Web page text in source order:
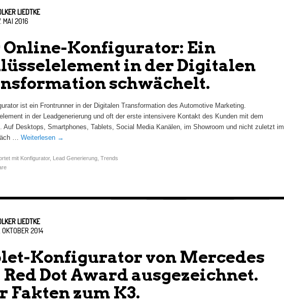
LIEDTKE
MAI 2016
Online-Konfigurator: Ein
in der Digitalen
schwächelt.
ist ein Frontrunner in der Digitalen Transformation des Automotive Marketing.
in der Leadgenerierung und oft der erste intensivere Kontakt des Kunden mit dem
Auf Desktops, Smartphones, Tablets, Social Media Kanälen, im Showroom und nicht zuletzt im
… Weiterlesen →
mit Konfigurator, Lead Generierung, Trends
LIEDTKE
OKTOBER 2014
Konfigurator von Mercedes
Dot Award ausgezeichnet.
Fakten zum K3.